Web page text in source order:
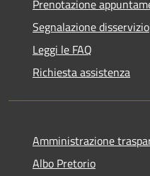
Prenotazione
Segnalazione disservizio
Leggi le FAQ
Richiesta assistenza
Amministrazione
Albo Pretorio